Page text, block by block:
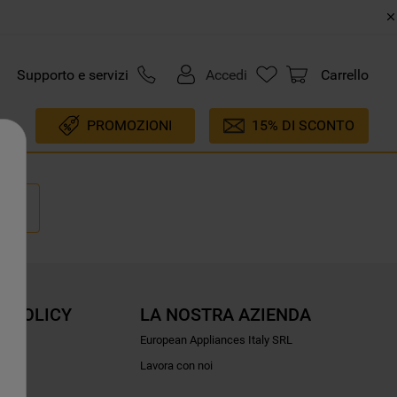
Supporto e servizi Accedi Carrello
PROMOZIONI 15% DI SCONTO
POLICY LA NOSTRA AZIENDA
European Appliances Italy SRL
Lavora con noi